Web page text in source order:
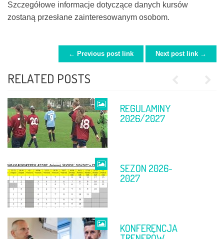
Szczegółowe informacje dotyczące danych kursów
zostaną przesłane zainteresowanym osobom.
POST NAVIGATION← Previous post link Next post link →
RELATED POSTS
REGULAMINY
2026/2027
SEZON 2026-
2027
KONFERENCJA
FINAŁ PP
TABELE PO 11-
12 KWIETNIA
FINAŁ PP